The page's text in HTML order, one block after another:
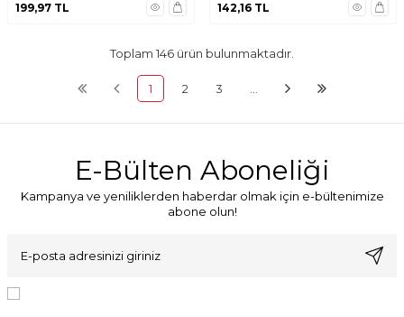
199,97 TL 142,16 TL
Toplam 146 ürün bulunmaktadır.
1 2 3
E-Bülten Aboneliği
Kampanya ve yeniliklerden haberdar olmak için e-bültenimize
abone olun!